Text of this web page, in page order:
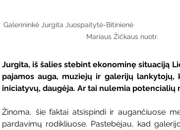
Galerininkė Jurgita Juospaitytė-Bitinienė
				Mariaus Žičkaus nuotr.
Jurgita, iš šalies stebint ekonominę situaciją
pajamos auga, muziejų ir galerijų
iniciatyvų, daugėja. Ar tai nulemia potencialių
Žinoma, šie faktai atsispindi ir augančiuose
pardavimų rodikliuose. Pastebėjau, kad